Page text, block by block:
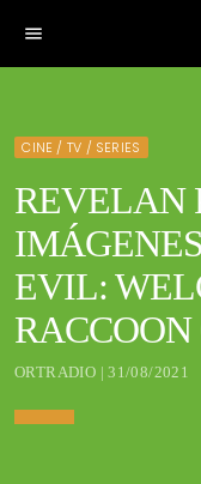
menu
CINE / TV / SERIES
REVELAN
EVIL:
ORTRADIO | 31/08/2021